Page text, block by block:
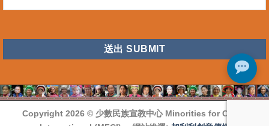
Copyright 2026 © 少數民族宣教中心 Minorities for Christ